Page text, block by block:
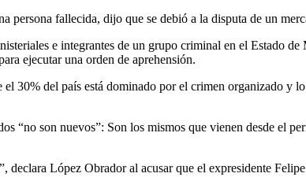
persona fallecida, dijo que se debió a la disputa de un
e integrantes de un grupo criminal en el Estado
ejecutar una orden de aprehensión.
30% del país está dominado por el crimen organizado y
“no son nuevos”: Son los mismos que vienen desde el
declara López Obrador al acusar que el expresidente